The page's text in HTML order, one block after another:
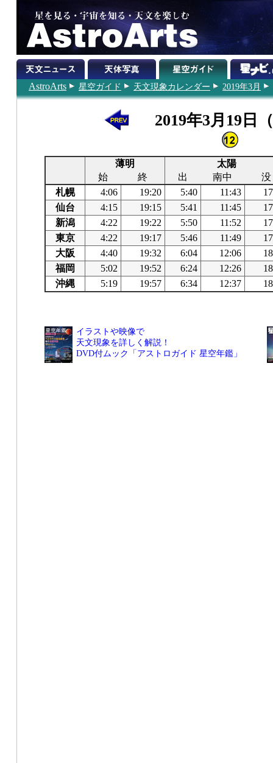
AstroArts 星空ガイド 天文現象カレンダー 2019年3月
2019年3月19日
薄明
太陽
始
終 出 南中
没
札幌
4:06 19:20 5:40 11:43
仙台
4:15 19:15 5:41 11:45
新潟
4:22 19:22 5:50 11:52
東京
4:22 19:17 5:46 11:49
大阪
4:40 19:32 6:04 12:06
福岡
5:02 19:52 6:24 12:26
沖縄
5:19 19:57 6:34 12:37
イラストや映像で
天文現象を詳しく解説！
DVD付ムック「アストロガイド 星空年鑑」